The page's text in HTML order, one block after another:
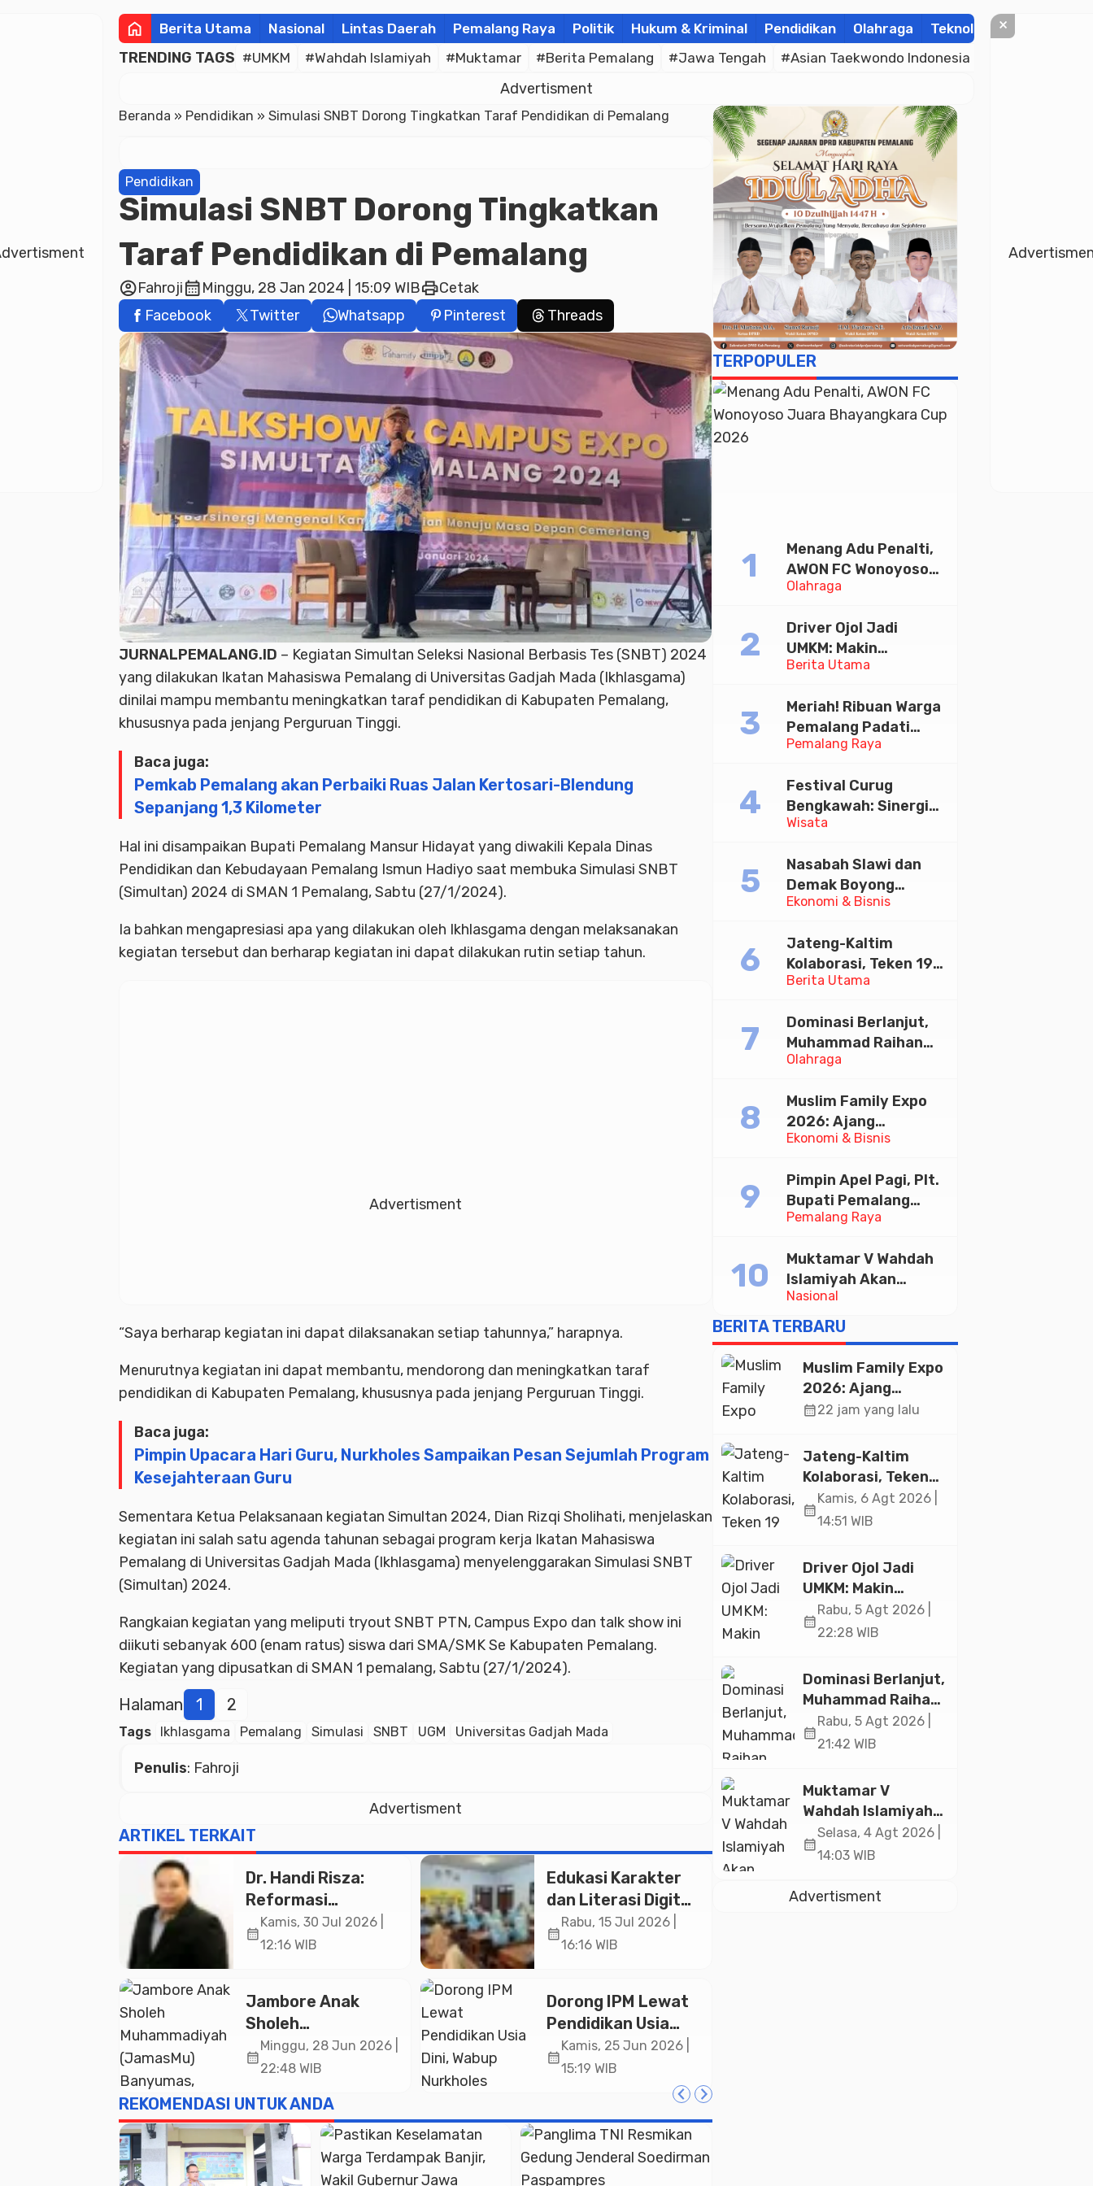
home Berita Utama Nasional Lintas Daerah Pemalang Raya Politik Hukum & Kriminal Pendidikan Olahraga Teknologi
TRENDING TAGS #UMKM #Wahdah Islamiyah #Muktamar #Berita Pemalang #Jawa Tengah #Asian Taekwondo Indonesia Open
Advertisment
Beranda » Pendidikan » Simulasi SNBT Dorong Tingkatkan Taraf Pendidikan di Pemalang
Pendidikan
Simulasi SNBT Dorong Tingkatkan
Taraf Pendidikan di Pemalang
account_circleFahrojicalendar_monthMinggu, 28 Jan 2024 | 15:09 WIBprintCetak
Facebook
Twitter Whatsapp Pinterest Threads
JURNALPEMALANG.ID – Kegiatan Simultan Seleksi Nasional Berbasis Tes (SNBT) 2024
yang dilakukan Ikatan Mahasiswa Pemalang di Universitas Gadjah Mada (Ikhlasgama)
dinilai mampu membantu meningkatkan taraf pendidikan di Kabupaten Pemalang,
khususnya pada jenjang Perguruan Tinggi.
Baca juga:
Pemkab Pemalang akan Perbaiki Ruas Jalan Kertosari-Blendung
Sepanjang 1,3 Kilometer
Hal ini disampaikan Bupati Pemalang Mansur Hidayat yang diwakili Kepala Dinas
Pendidikan dan Kebudayaan Pemalang Ismun Hadiyo saat membuka Simulasi SNBT
(Simultan) 2024 di SMAN 1 Pemalang, Sabtu (27/1/2024).
Ia bahkan mengapresiasi apa yang dilakukan oleh Ikhlasgama dengan melaksanakan
kegiatan tersebut dan berharap kegiatan ini dapat dilakukan rutin setiap tahun.
Advertisment
“Saya berharap kegiatan ini dapat dilaksanakan setiap tahunnya,” harapnya.
Menurutnya kegiatan ini dapat membantu, mendorong dan meningkatkan taraf
pendidikan di Kabupaten Pemalang, khususnya pada jenjang Perguruan Tinggi.
Baca juga:
Pimpin Upacara Hari Guru, Nurkholes Sampaikan Pesan Sejumlah Program
Kesejahteraan Guru
Sementara Ketua Pelaksanaan kegiatan Simultan 2024, Dian Rizqi Sholihati, menjelaskan
kegiatan ini salah satu agenda tahunan sebagai program kerja Ikatan Mahasiswa
Pemalang di Universitas Gadjah Mada (Ikhlasgama) menyelenggarakan Simulasi SNBT
(Simultan) 2024.
Rangkaian kegiatan yang meliputi tryout SNBT PTN, Campus Expo dan talk show ini
diikuti sebanyak 600 (enam ratus) siswa dari SMA/SMK Se Kabupaten Pemalang.
Kegiatan yang dipusatkan di SMAN 1 pemalang, Sabtu (27/1/2024).
Halaman 1 2
Tags Ikhlasgama Pemalang Simulasi SNBT UGM Universitas Gadjah Mada
Penulis: Fahroji
Advertisment
ARTIKEL TERKAIT
Dr. Handi Risza:
Reformasi
Pendidikan Tinggi
yang Bermutu dan
Emas 2045
calendar_month
Kamis, 30 Jul 2026 |
12:16 WIB
Edukasi Karakter
dan Literasi Digital:
Satpol PP
Pemalang
calendar_month
Rabu, 15 Jul 2026 |
16:16 WIB
Jambore Anak
Sholeh
Muhammadiyah
(JamasMu)
Kompetisi Islami
yang Membangun
Karakter Santri
calendar_month
Minggu, 28 Jun 2026 |
22:48 WIB
Dorong IPM Lewat
Pendidikan Usia
Dini, Wabup
Nurkholes
Apresiasi Dedikasi
calendar_month
Kamis, 25 Jun 2026 |
15:19 WIB
REKOMENDASI UNTUK ANDA
TERPOPULER
Olahraga
Menang Adu Penalti,
AWON FC Wonoyoso
Juara Bhayangkara
Berita Utama
Driver Ojol Jadi
UMKM: Makin
Sejahtera atau
Diskusi Paramadina
Pemalang Raya
Meriah! Ribuan Warga
Pemalang Padati
Kirab Festival Kamir
Wisata
Festival Curug
Bengkawah: Sinergi
Desa Sikasur dan
Memajukan Wisata
serta UMKM Lokal
Ekonomi & Bisnis
Nasabah Slawi dan
Demak Boyong
Toyota Innova Zenix
Tabungan Bima Bank
Jateng
Berita Utama
Jateng-Kaltim
Kolaborasi, Teken 19
Kerja Sama Ekonomi
Olahraga
Dominasi Berlanjut,
Muhammad Raihan
Fadila Sabet Emas
Taekwondo Indonesia
Open 2026
Ekonomi & Bisnis
Muslim Family Expo
2026: Ajang
Silaturahim dan
Halal di Jakarta
Pemalang Raya
Pimpin Apel Pagi, Plt.
Bupati Pemalang
Tekankan Disiplin dan
Pelayanan Publik
Nasional
Muktamar V Wahdah
Islamiyah Akan
Kukuhkan 10.000
Guru Al-Qur’an di
Masjid Istiqlal
BERITA TERBARU
Muslim Family Expo
2026: Ajang
Silaturahim dan
Ekonomi Halal di
Jakarta
calendar_month22 jam yang lalu
Jateng-Kaltim
Kolaborasi, Teken
19 Kerja Sama
Ekonomi Senilai Rp
calendar_month
Kamis, 6 Agt 2026 |
14:51 WIB
Driver Ojol Jadi
UMKM: Makin
Sejahtera atau
Merana? Ini
Paramadina
calendar_month
Rabu, 5 Agt 2026 |
22:28 WIB
Dominasi Berlanjut,
Muhammad Raihan
Fadila Sabet Emas
Kyorugi di Asian
Indonesia Open
2026
calendar_month
Rabu, 5 Agt 2026 |
21:42 WIB
Muktamar V
Wahdah Islamiyah
Akan Kukuhkan
10.000 Guru Al-
Istiqlal
calendar_month
Selasa, 4 Agt 2026 |
14:03 WIB
Advertisment
×